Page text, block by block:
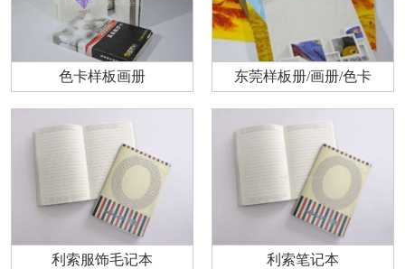
色卡样板画册 东莞样板册/画册/色卡
利索服饰毛记本 利索笔记本